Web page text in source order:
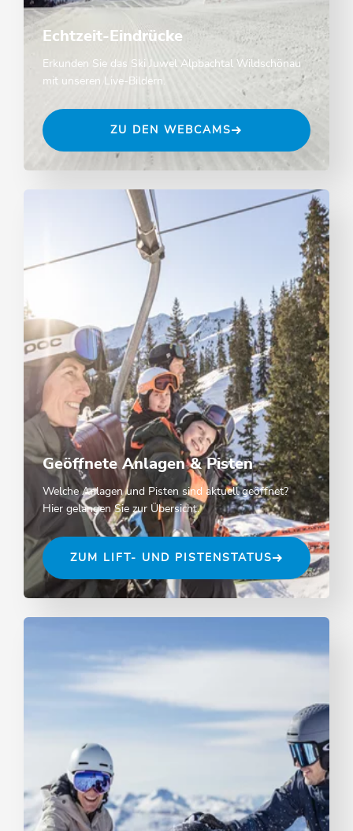
Echtzeit-Eindrücke
Erkunden Sie das Ski Juwel Alpbachtal Wildschönau
mit unseren Live-Bildern.
ZU DEN WEBCAMS
Geöffnete Anlagen & Pisten
Welche Anlagen und Pisten sind aktuell geöffnet?
Hier gelangen Sie zur Übersicht.
ZUM LIFT- UND PISTENSTATUS